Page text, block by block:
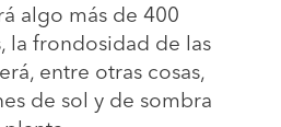
algo más de 400
la frondosidad de las
entre otras cosas,
de sol y de sombra